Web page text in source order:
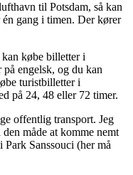
til Potsdam, så kan
gang i timen. Der kører
købe billetter i
engelsk, og du kan
turistbilletter i
på 24, 48 eller 72 timer.
offentlig transport. Jeg
måde at komme nemt
Sanssouci (her må